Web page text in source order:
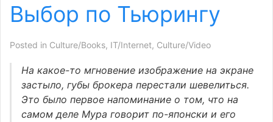
Выбор по Тьюрингу
Posted in Culture/Books, IT/Internet, Culture/Video
На какое-то мгновение изображение на экране
застыло, губы брокера перестали шевелиться.
Это было первое напоминание о том, что на
самом деле Мура говорит по-японски и его